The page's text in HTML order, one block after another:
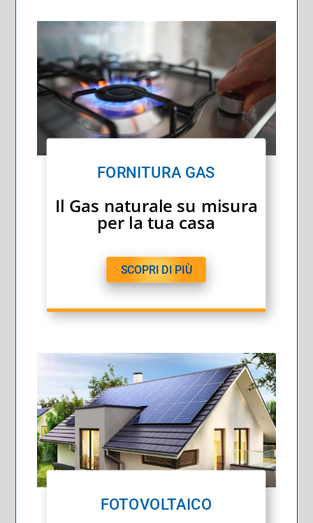
FORNITURA GAS
Il Gas naturale su misura
per la tua casa
SCOPRI DI PIÙ
FOTOVOLTAICO